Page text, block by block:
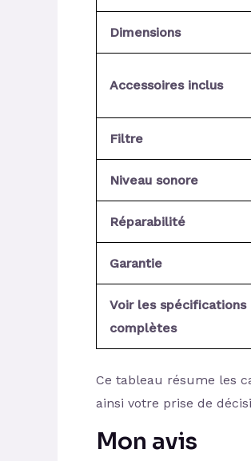
Dimensions
Accessoires inclus
Filtre
Niveau sonore
Réparabilité
Garantie
Voir les spécifications
complètes
Ce tableau résume les
ainsi votre prise de
Mon avis